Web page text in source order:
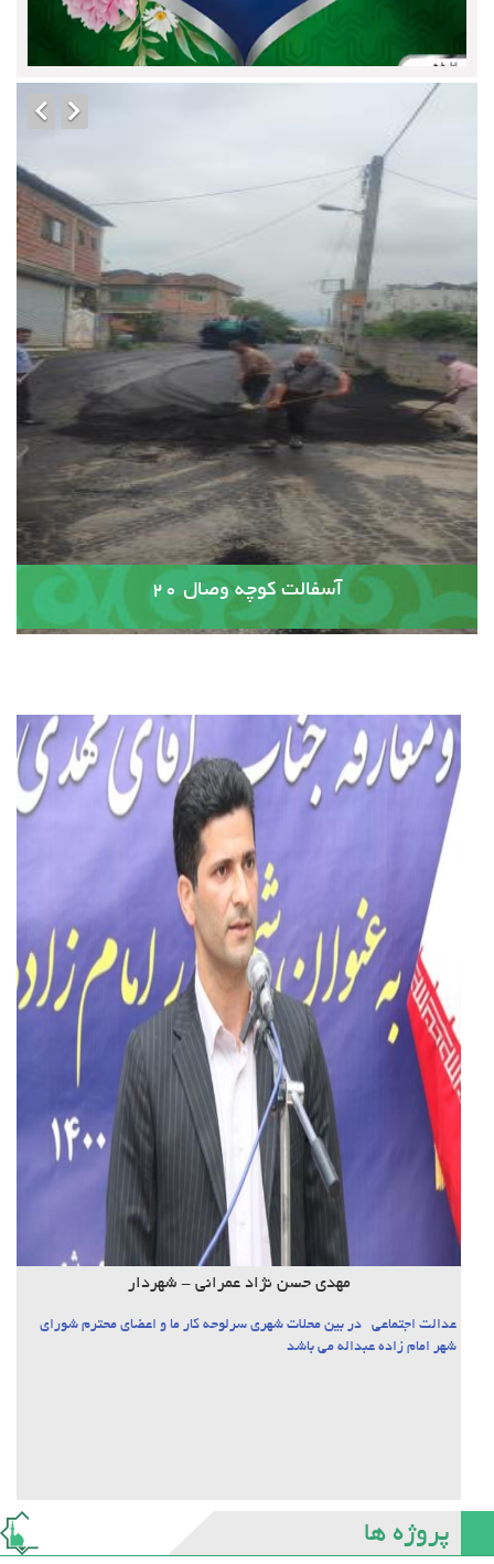
آسفالت کوچه وصال ۲۰
مهدی حسن نژاد عمرانی - شهردار
عدالت اجتماعی در بین محلات شهری سرلوحه کار ما و اعضای محترم شورای
شهر امام زاده عبداله می باشد
پروژه ها